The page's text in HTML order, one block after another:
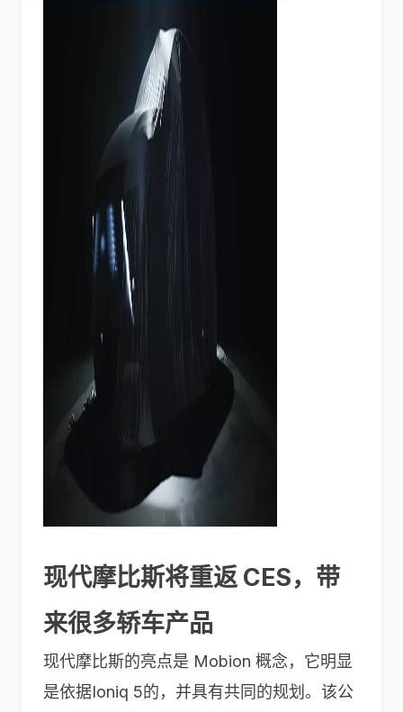
现代摩比斯将重返 CES，带
来很多轿车产品
现代摩比斯的亮点是 Mobion 概念，它明显
是依据Ioniq 5的，并具有共同的规划。该公